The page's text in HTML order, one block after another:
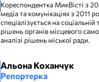
Кореспондентка МикВісті з
медіа та комунікаціях з 2011
спеціалізується на соціальній
рішень органів місцевого
аналізі рішень міської ради.
Альона Коханчук
Репортерка